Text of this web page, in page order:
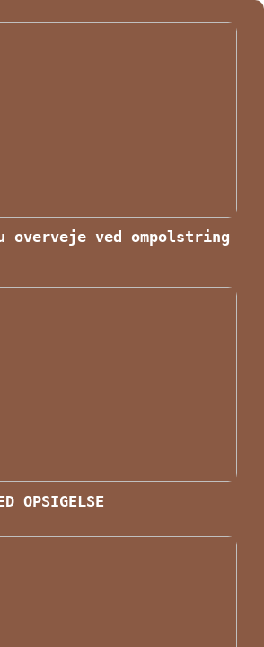
overveje ved ompolstring
OPSIGELSE